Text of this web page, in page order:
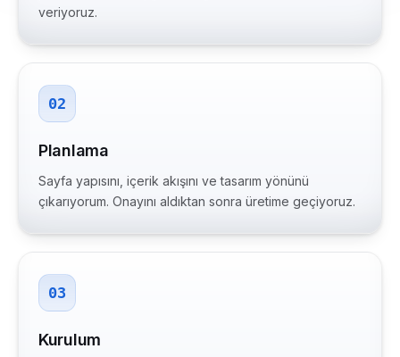
veriyoruz.
02
Planlama
Sayfa yapısını, içerik akışını ve tasarım yönünü
çıkarıyorum. Onayını aldıktan sonra üretime geçiyoruz.
03
Kurulum